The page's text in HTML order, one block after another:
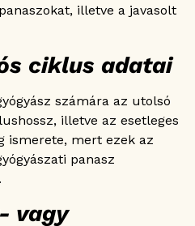
illetve a javasolt
ciklus adatai
számára az utolsó
illetve az esetleges
ismerete, mert ezek az
panasz
vagy